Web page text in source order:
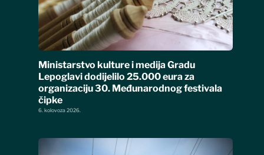
Ministarstvo kulture i medija Gradu
Lepoglavi dodijelilo 25.000 eura za
organizaciju 30. Međunarodnog festivala
čipke
6. kolovoza 2026.